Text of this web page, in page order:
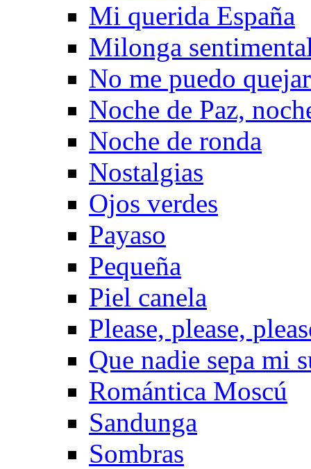
Mi querida España
Milonga
No me puedo quejar
Noche de Paz,
Noche de ronda
Nostalgias
Ojos verdes
Payaso
Pequeña
Piel canela
Please, please,
Que nadie sepa mi
Romántica Moscú
Sandunga
Sombras